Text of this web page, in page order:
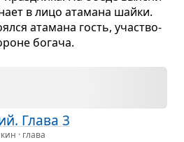
в лицо ата­мана шайки.
ата­мана гость, участ­во­
богача.
Глава 3
· глава